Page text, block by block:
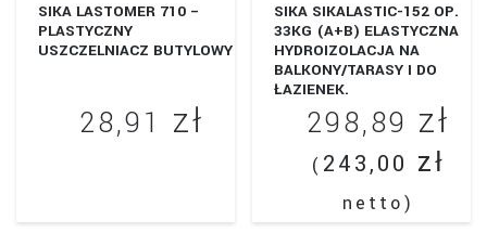
SIKA LASTOMER 710 –
PLASTYCZNY
USZCZELNIACZ BUTYLOWY
28,91 zł
ma
SIKA SIKALASTIC-152 OP.
33KG (A+B) ELASTYCZNA
HYDROIZOLACJA NA
BALKONY/TARASY I DO
ŁAZIENEK.
298,89 zł
( 243,00 zł
netto)